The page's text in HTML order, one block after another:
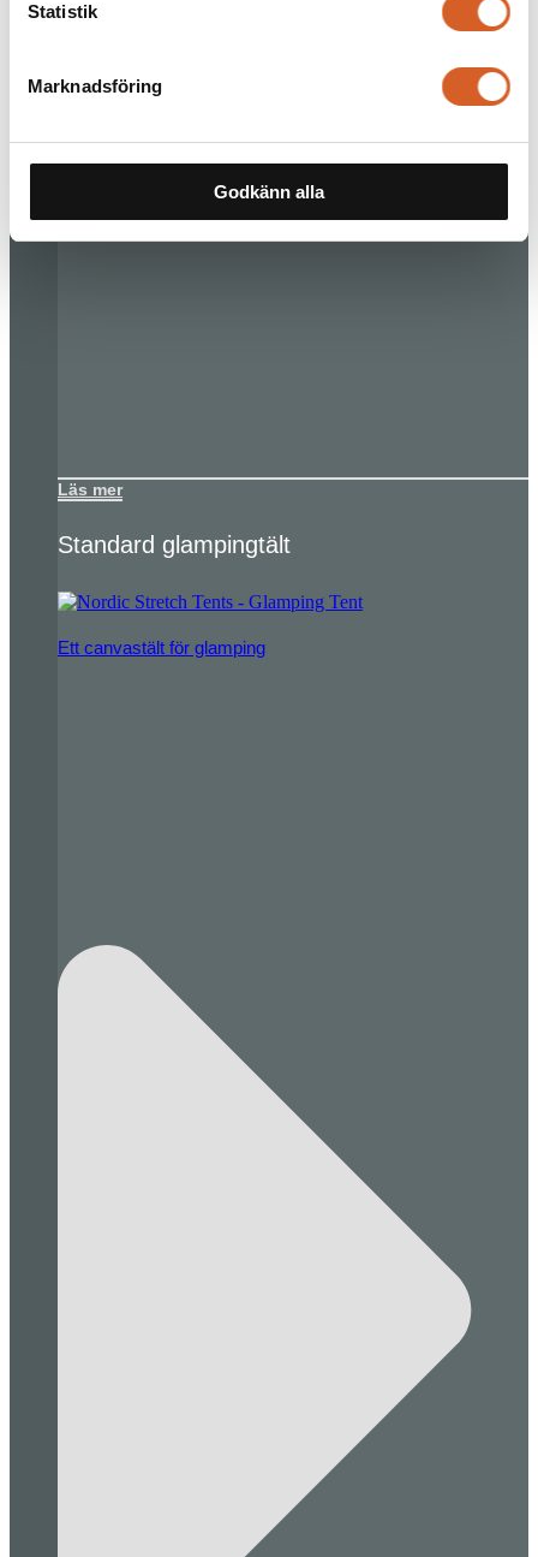
Statistik
Marknadsföring
Godkänn alla
Läs mer
Standard glampingtält
Ett canvastält för glamping